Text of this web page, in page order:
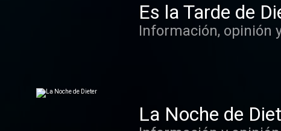
Es la Tarde de
Información, opinión
La Noche de